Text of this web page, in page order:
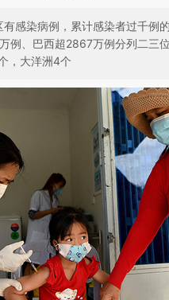
感染病例，累计感染者过千例
例、巴西超2867万例分列二三
，大洋洲4个